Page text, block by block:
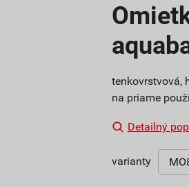
tenkovrstvová,
na priame
Detailný
varianty